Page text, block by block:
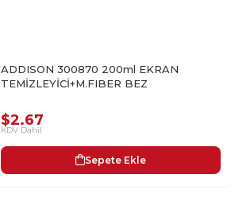
ADDISON 300870 200ml EKRAN
TEMİZLEYİCİ+M.FIBER BEZ
$2.67
KDV Dahil
Sepete Ekle